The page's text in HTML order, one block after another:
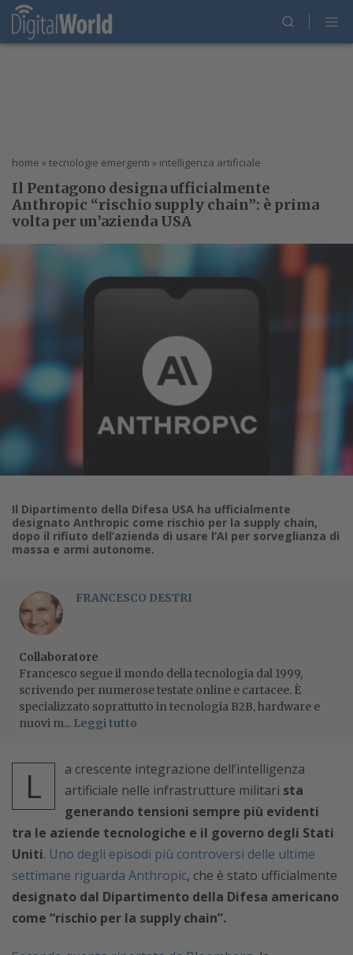
home » tecnologie emergenti » intelligenza artificiale
Il Pentagono designa ufficialmente
Anthropic “rischio supply chain”: è prima
volta per un’azienda USA
Il Dipartimento della Difesa USA ha ufficialmente
designato Anthropic come rischio per la supply chain,
dopo il rifiuto dell’azienda di usare l’AI per sorveglianza di
massa e armi autonome.
FRANCESCO DESTRI
Collaboratore
Francesco segue il mondo della tecnologia dal 1999,
scrivendo per numerose testate online e cartacee. È
specializzato soprattutto in tecnologia B2B, hardware e
nuovi m... Leggi tutto
L
a crescente integrazione dell’intelligenza
artificiale nelle infrastrutture militari sta
generando tensioni sempre più evidenti
tra le aziende tecnologiche e il governo degli Stati
Uniti. Uno degli episodi più controversi delle ultime
settimane riguarda Anthropic, che è stato ufficialmente
designato dal Dipartimento della Difesa americano
come “rischio per la supply chain”.